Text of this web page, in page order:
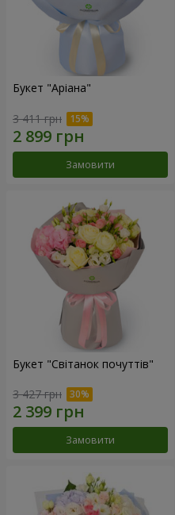
Букет "Аріана"
3 411 грн
Замовити
Букет "Світанок почуттів"
3 427 грн
Замовити